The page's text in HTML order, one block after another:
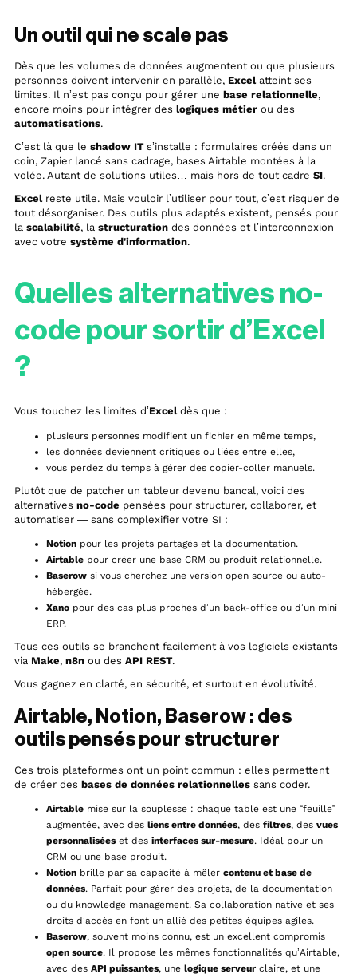
Un outil qui ne scale pas
Dès que les volumes de données augmentent ou que plusieurs
personnes doivent intervenir en parallèle, Excelatteint ses
limites. Il n’est pas conçu pour gérer une base relationnelle,
encore moins pour intégrer des logiques métierou des
automatisations.
C’est là que le shadow ITs’installe : formulaires créés dans un
coin, Zapier lancé sans cadrage, bases Airtable montées à la
volée. Autant de solutions utiles… mais hors de tout cadre SI.
Excelreste utile. Mais vouloir l’utiliser pour tout, c’est risquer de
tout désorganiser. Des outils plus adaptés existent, pensés pour
la scalabilité, la structurationdes données et l’interconnexion
avec votre système d'information.
Quelles alternatives no-
code pour sortir d’Excel
?
Vous touchez les limites d’Exceldès que :
plusieurs personnes modifient un fichier en même temps,
les données deviennent critiques ou liées entre elles,
vous perdez du temps à gérer des copier-coller manuels.
Plutôt que de patcher un tableur devenu bancal, voici des
alternatives no-code pensées pour structurer, collaborer, et
automatiser — sans complexifier votre SI :
Notionpour les projets partagés et la documentation.
Airtablepour créer une base CRM ou produit relationnelle.
Baserowsi vous cherchez une version open source ou auto-
hébergée.
Xanopour des cas plus proches d’un back-office ou d’un mini
ERP.
Tous ces outils se branchent facilement à vos logiciels existants
via Make, n8nou des API REST.
Vous gagnez en clarté, en sécurité, et surtout en évolutivité.
Airtable, Notion, Baserow : des
outils pensés pour structurer
Ces trois plateformes ont un point commun : elles permettent
de créer des bases de données relationnellessans coder.
Airtablemise sur la souplesse : chaque table est une “feuille”
augmentée, avec des liens entre données, des filtres, des vues
personnaliséeset des interfaces sur-mesure. Idéal pour un
CRM ou une base produit.
Notionbrille par sa capacité à mêler contenu et base de
données. Parfait pour gérer des projets, de la documentation
ou du knowledge management. Sa collaboration native et ses
droits d’accès en font un allié des petites équipes agiles.
Baserow, souvent moins connu, est un excellent compromis
open source. Il propose les mêmes fonctionnalités qu’Airtable,
avec des API puissantes, une logique serveurclaire, et une